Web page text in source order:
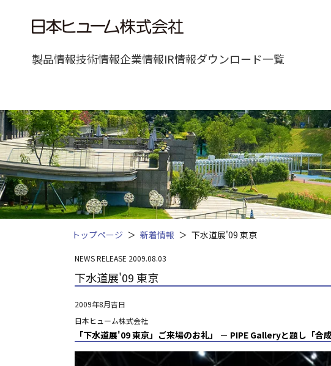
製品情報技術情報企業情報IR情報ダウンロード一覧
トップページ 新着情報 下水道展'09 東京
NEWS RELEASE 2009.08.03
下水道展'09 東京
2009年8月吉日
日本ヒューム株式会社
「下水道展'09 東京」ご来場のお礼」 － PIPE Galleryと題し「合